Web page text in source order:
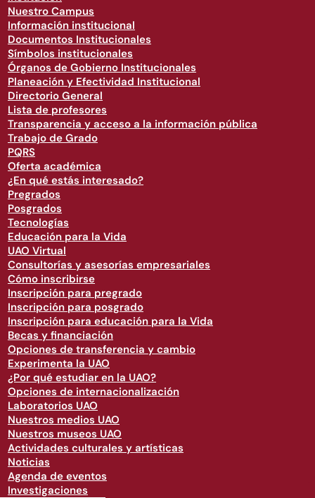
Nuestro Campus
Información institucional
Documentos Institucionales
Símbolos institucionales
Órganos de Gobierno Institucionales
Planeación y Efectividad Institucional
Directorio General
Lista de profesores
Transparencia y acceso a la información pública
Trabajo de Grado
PQRS
Oferta académica
¿En qué estás interesado?
Pregrados
Posgrados
Tecnologías
Educación para la Vida
UAO Virtual
Consultorías y asesorías empresariales
Cómo inscribirse
Inscripción para pregrado
Inscripción para posgrado
Inscripción para educación para la Vida
Becas y financiación
Opciones de transferencia y cambio
Experimenta la UAO
¿Por qué estudiar en la UAO?
Opciones de internacionalización
Laboratorios UAO
Nuestros medios UAO
Nuestros museos UAO
Actividades culturales y artísticas
Noticias
Agenda de eventos
Investigaciones